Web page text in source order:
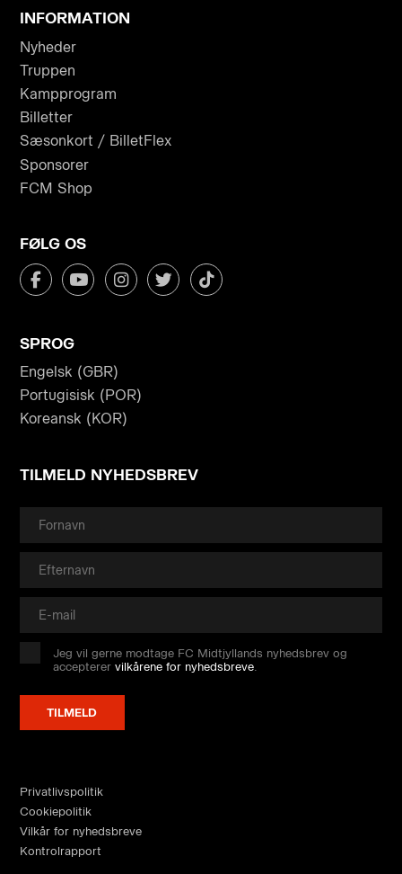
INFORMATION
Nyheder
Truppen
Kampprogram
Billetter
Sæsonkort / BilletFlex
Sponsorer
FCM Shop
FØLG OS
SPROG
Engelsk (GBR)
Portugisisk (POR)
Koreansk (KOR)
TILMELD NYHEDSBREV
Jeg vil gerne modtage FC Midtjyllands nyhedsbrev og
accepterervilkårene for nyhedsbreve
Privatlivspolitik
Cookiepolitik
Vilkår for nyhedsbreve
Kontrolrapport